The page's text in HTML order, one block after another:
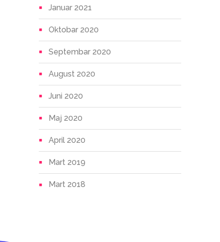
Januar 2021
Oktobar 2020
Septembar 2020
August 2020
Juni 2020
Maj 2020
April 2020
Mart 2019
Mart 2018